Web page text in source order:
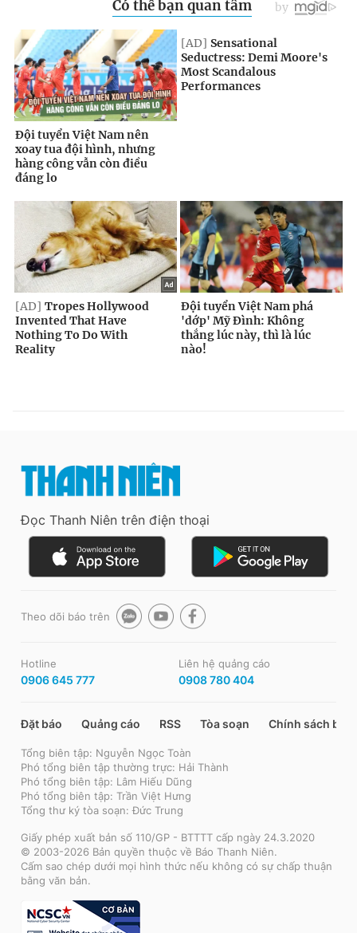
Đọc Thanh Niên trên điện thoại
Theo dõi báo trên
Hotline
0906 645 777
Liên hệ quảng cáo
0908 780 404
Đặt báo Quảng cáo RSS Tòa soạn Chính sách bảo
Tổng biên tập: Nguyễn Ngọc Toàn
Phó tổng biên tập thường trực: Hải Thành
Phó tổng biên tập: Lâm Hiếu Dũng
Phó tổng biên tập: Trần Việt Hưng
Tổng thư ký tòa soạn: Đức Trung
Giấy phép xuất bản số 110/GP - BTTTT cấp ngày 24.3.2020
© 2003-2026 Bản quyền thuộc về Báo Thanh Niên.
Cấm sao chép dưới mọi hình thức nếu không có sự chấp thuận
bằng văn bản.